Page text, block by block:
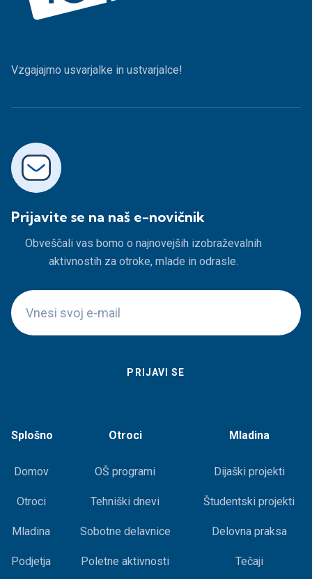
Vzgajajmo usvarjalke in ustvarjalce!
Prijavite se na naš e-novičnik
Obveščali vas bomo o najnovejših izobraževalnih
aktivnostih za otroke, mlade in odrasle.
Splošno
Domov
Otroci
Mladina
Podjetja
Otroci
OŠ programi
Tehniški dnevi
Sobotne delavnice
Poletne aktivnosti
Mladina
Dijaški projekti
Študentski projekti
Delovna praksa
Tečaji